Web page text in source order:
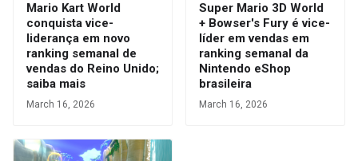
Mario Kart World
conquista vice-
liderança em novo
ranking semanal de
vendas do Reino Unido;
saiba mais
March 16, 2026
Super Mario 3D World
+ Bowser's Fury é vice-
líder em vendas em
ranking semanal da
Nintendo eShop
brasileira
March 16, 2026